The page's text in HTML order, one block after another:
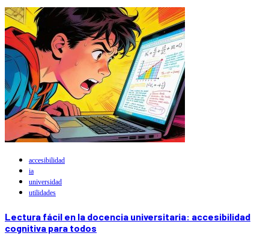
accesibilidad
ia
universidad
utilidades
Lectura fácil en la docencia universitaria: accesibilidad
cognitiva para todos